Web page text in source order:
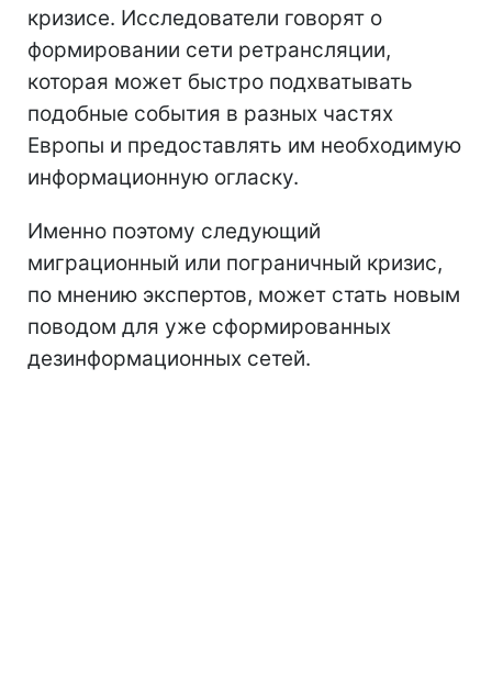
кризисе. Исследователи говорят о
формировании сети ретрансляции,
которая может быстро подхватывать
подобные события в разных частях
Европы и предоставлять им необходимую
информационную огласку.
Именно поэтому следующий
миграционный или пограничный кризис,
по мнению экспертов, может стать новым
поводом для уже сформированных
дезинформационных сетей.